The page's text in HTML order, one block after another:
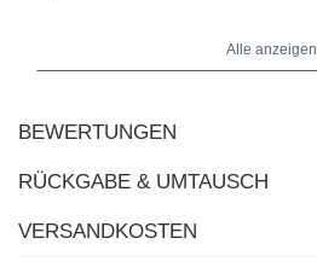
Alle anzeigen
BEWERTUNGEN
RÜCKGABE & UMTAUSCH
VERSANDKOSTEN